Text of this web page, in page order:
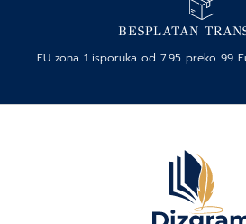
BESPLATAN
EU zona 1 isporuka od 7.95 preko 99